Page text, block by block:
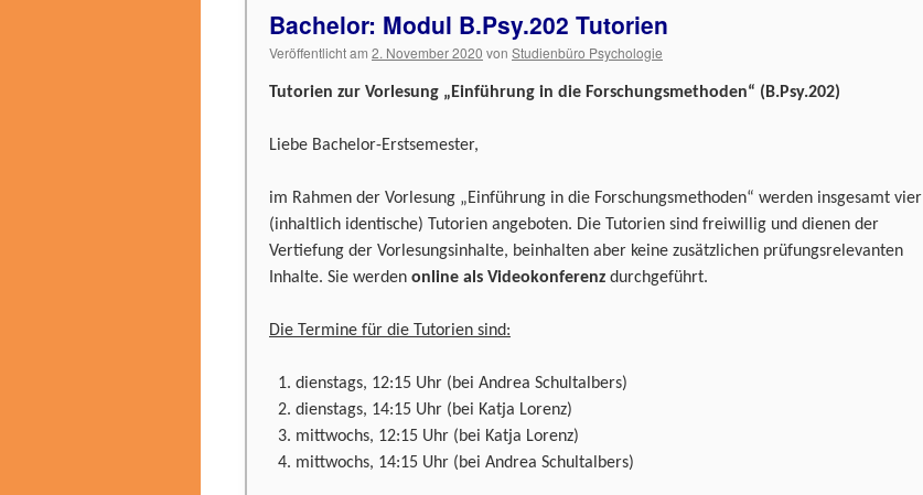
Bachelor: Modul B.Psy.202 Tutorien
Veröffentlicht am 2. November 2020 von Studienbüro Psychologie
Tutorien zur Vorlesung „Einführung in die Forschungsmethoden“ (B.Psy.202)
Liebe Bachelor-Erstsemester,
im Rahmen der Vorlesung „Einführung in die Forschungsmethoden“ werden insgesamt vier
(inhaltlich identische) Tutorien angeboten. Die Tutorien sind freiwillig und dienen der
Vertiefung der Vorlesungsinhalte, beinhalten aber keine zusätzlichen prüfungsrelevanten
Inhalte. Sie werden online als Videokonferenz durchgeführt.
Die Termine für die Tutorien sind:
dienstags, 12:15 Uhr (bei Andrea Schultalbers)
dienstags, 14:15 Uhr (bei Katja Lorenz)
mittwochs, 12:15 Uhr (bei Katja Lorenz)
mittwochs, 14:15 Uhr (bei Andrea Schultalbers)